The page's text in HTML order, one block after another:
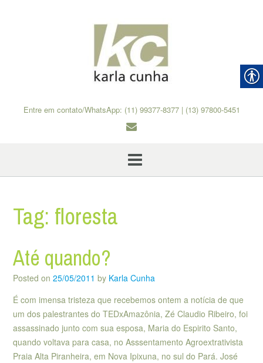
Entre em contato/WhatsApp: (11) 99377-8377 | (13) 97800-5451
Tag: floresta
Até quando?
Posted on 25/05/2011 by Karla Cunha
É com imensa tristeza que recebemos ontem a notícia de que
um dos palestrantes do TEDxAmazônia, Zé Claudio Ribeiro, foi
assassinado junto com sua esposa, Maria do Espirito Santo,
quando voltava para casa, no Asssentamento Agroextrativista
Praia Alta Piranheira, em Nova Ipixuna, no sul do Pará. José